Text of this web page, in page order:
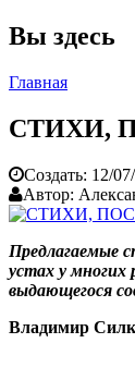
Вы здесь
Главная
СТИХИ,
Создать: 12/
Автор:
Предлагаемые
устах у многих
выдающегося
Владимир